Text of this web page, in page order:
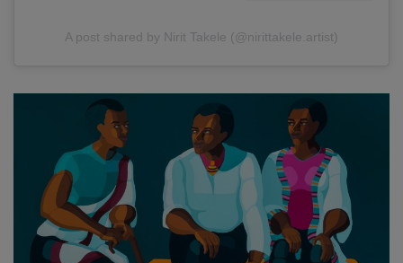
A post shared by Nirit Takele (@nirittakele.artist)